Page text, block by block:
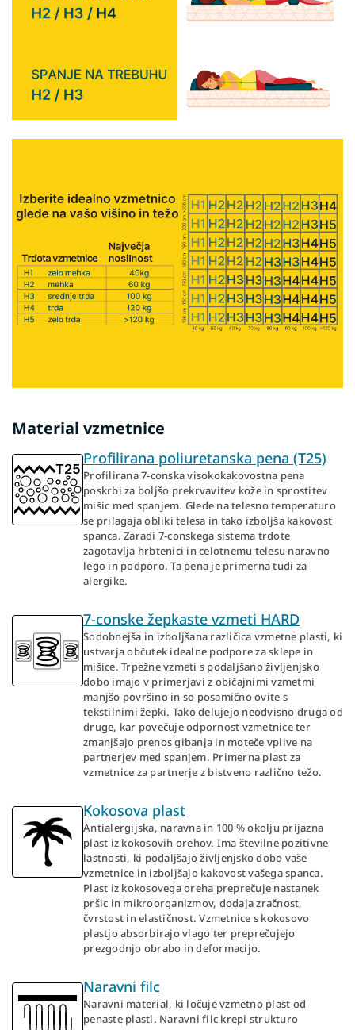
Material vzmetnice
Profilirana poliuretanska pena (T25)
Profilirana 7-conska visokokakovostna pena
poskrbi za boljšo prekrvavitev kože in sprostitev
mišic med spanjem. Glede na telesno temperaturo
se prilagaja obliki telesa in tako izboljša kakovost
spanca. Zaradi 7-conskega sistema trdote
zagotavlja hrbtenici in celotnemu telesu naravno
lego in podporo. Ta pena je primerna tudi za
alergike.
7-conske žepkaste vzmeti HARD
Sodobnejša in izboljšana različica vzmetne plasti, ki
ustvarja občutek idealne podpore za sklepe in
mišice. Trpežne vzmeti s podaljšano življenjsko
dobo imajo v primerjavi z običajnimi vzmetmi
manjšo površino in so posamično ovite s
tekstilnimi žepki. Tako delujejo neodvisno druga od
druge, kar povečuje odpornost vzmetnice ter
zmanjšajo prenos gibanja in moteče vplive na
partnerjev med spanjem. Primerna plast za
vzmetnice za partnerje z bistveno različno težo.
Kokosova plast
Antialergijska, naravna in 100 % okolju prijazna
plast iz kokosovih orehov. Ima številne pozitivne
lastnosti, ki podaljšajo življenjsko dobo vaše
vzmetnice in izboljšajo kakovost vašega spanca.
Plast iz kokosovega oreha preprečuje nastanek
pršic in mikroorganizmov, dodaja zračnost,
čvrstost in elastičnost. Vzmetnice s kokosovo
plastjo absorbirajo vlago ter preprečujejo
prezgodnjo obrabo in deformacijo.
Naravni filc
Naravni material, ki ločuje vzmetno plast od
penaste plasti. Naravni filc krepi strukturo